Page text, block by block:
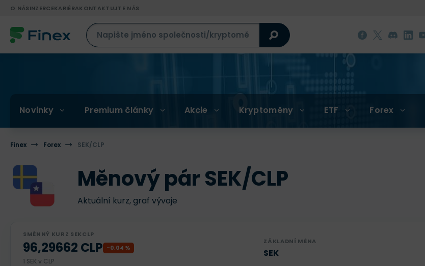
O NÁSINZERCEKARIÉRAKONTAKTUJTE NÁS
Novinky Premium články Akcie Kryptoměny ETF Forex
Finex Forex SEK/CLP
Měnový pár SEK/CLP
Aktuální kurz, graf vývoje
SMĚNNÝ KURZ SEKCLP
96,29662 CLP -0,04 %
1 SEK v CLP
ZÁKLADNÍ MĚNA
SEK